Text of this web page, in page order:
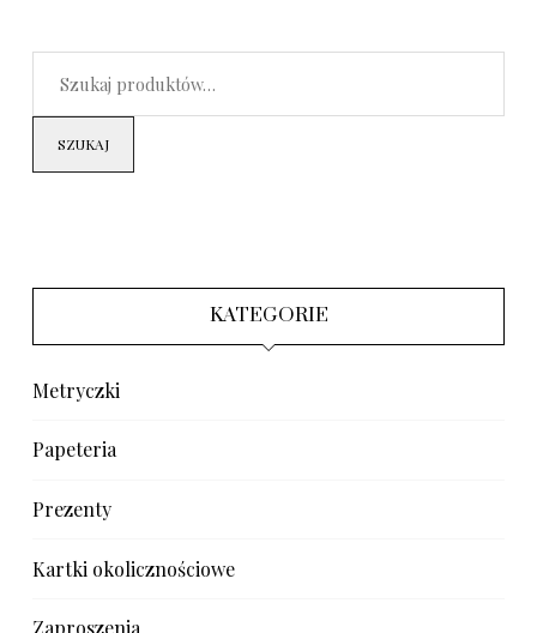
SZUKAJ
KATEGORIE
Metryczki
Papeteria
Prezenty
Kartki okolicznościowe
Zaproszenia